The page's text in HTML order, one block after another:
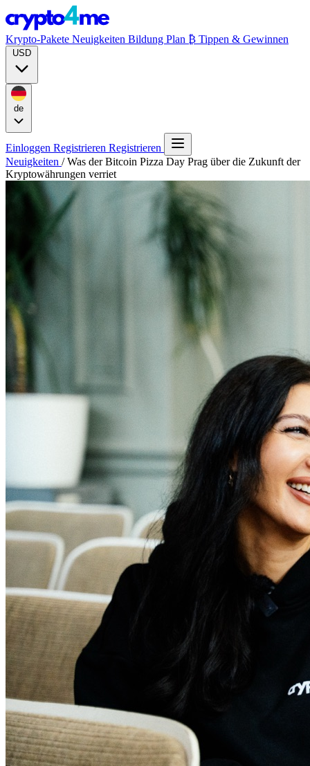
Krypto-Pakete Neuigkeiten Bildung Plan ₿ Tippen & Gewinnen
Einloggen Registrieren Registrieren
Neuigkeiten / Was der Bitcoin Pizza Day Prag über die Zukunft der
Kryptowährungen verriet